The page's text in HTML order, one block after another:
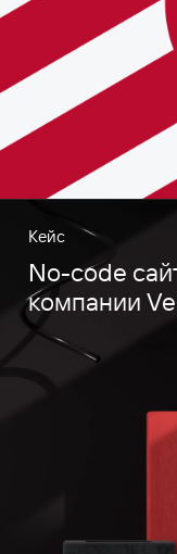
Кейс
No-code
компании